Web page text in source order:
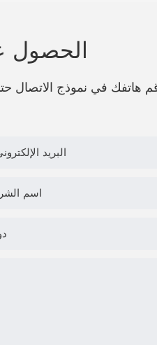
الحصول
هاتفك في نموذج
البريد
اسم